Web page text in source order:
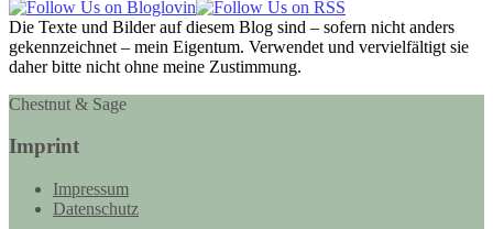
Die Texte und Bilder auf diesem Blog sind – sofern nicht anders
gekennzeichnet – mein Eigentum. Verwendet und vervielfältigt sie
daher bitte nicht ohne meine Zustimmung.
Chestnut & Sage
Imprint
Impressum
Datenschutz